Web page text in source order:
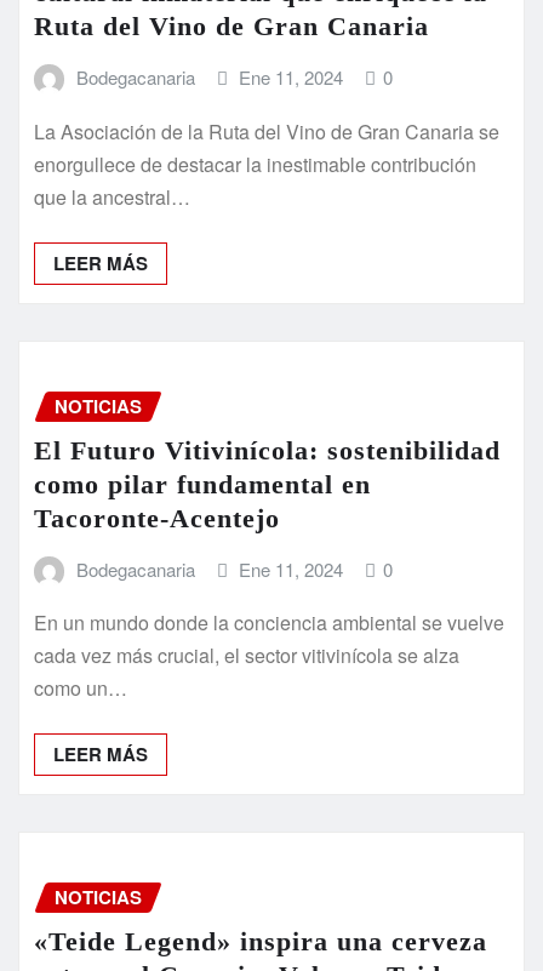
Ruta del Vino de Gran Canaria
Bodegacanaria Ene 11, 2024 0
La Asociación de la Ruta del Vino de Gran Canaria se
enorgullece de destacar la inestimable contribución
que la ancestral…
LEER MÁS
NOTICIAS
El Futuro Vitivinícola: sostenibilidad
como pilar fundamental en
Tacoronte-Acentejo
Bodegacanaria Ene 11, 2024 0
En un mundo donde la conciencia ambiental se vuelve
cada vez más crucial, el sector vitivinícola se alza
como un…
LEER MÁS
NOTICIAS
«Teide Legend» inspira una cerveza